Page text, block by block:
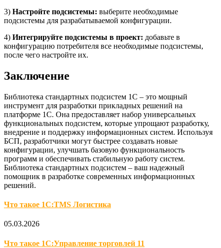
3) Настройте подсистемы: выберите необходимые
подсистемы для разрабатываемой конфигурации.
4) Интегрируйте подсистемы в проект: добавьте в
конфигурацию потребителя все необходимые подсистемы,
после чего настройте их.
Заключение
Библиотека стандартных подсистем 1С – это мощный
инструмент для разработки прикладных решений на
платформе 1С. Она предоставляет набор универсальных
функциональных подсистем, которые упрощают разработку,
внедрение и поддержку информационных систем. Используя
БСП, разработчики могут быстрее создавать новые
конфигурации, улучшать базовую функциональность
программ и обеспечивать стабильную работу систем.
Библиотека стандартных подсистем – ваш надежный
помощник в разработке современных информационных
решений.
Что такое 1С:TMS Логистика
05.03.2026
Что такое 1С:Управление торговлей 11